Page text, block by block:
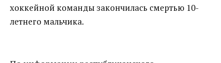
хоккейной команды закончилась смертью 10-
летнего мальчика.